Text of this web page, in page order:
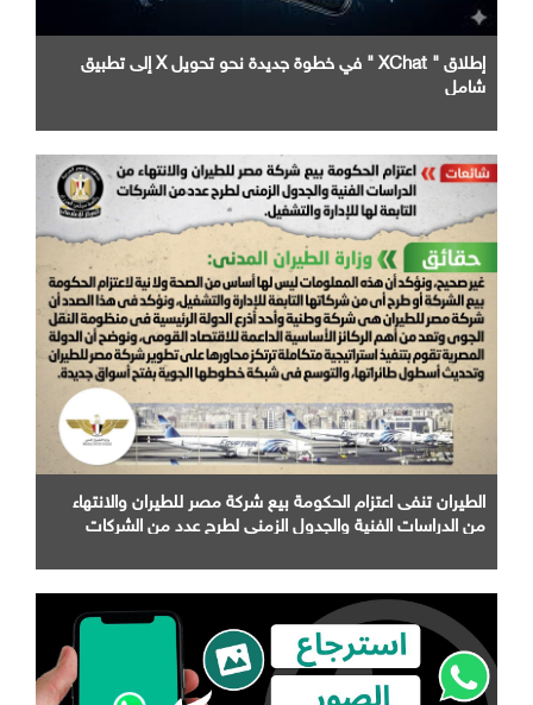
إطلاق " XChat " في خطوة جديدة نحو تحويل X إلى تطبيق
شامل
الطيران تنفى اعتزام الحكومة بيع شركة مصر للطيران والانتهاء
من الدراسات الفنية والجدول الزمني لطرح عدد من الشركات